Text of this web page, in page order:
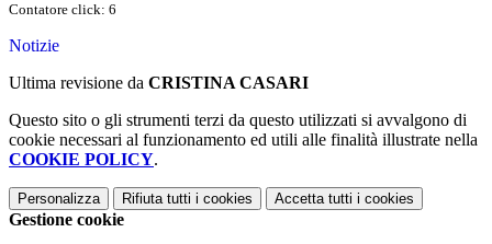
Contatore click: 6
Notizie
Ultima revisione da CRISTINA CASARI
Questo sito o gli strumenti terzi da questo utilizzati si avvalgono di
cookie necessari al funzionamento ed utili alle finalità illustrate nella
COOKIE POLICY.
Personalizza Rifiuta tutti i cookies Accetta tutti i cookies
Gestione cookie